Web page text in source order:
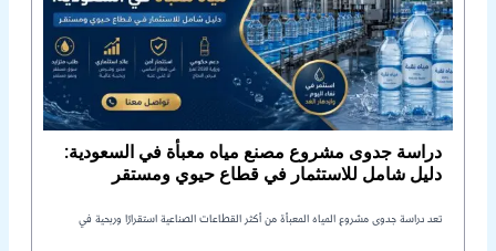
دراسة جدوى مشروع مصنع مياه معبأة في السعودية:
دليل شامل للاستثمار في قطاع حيوي ومستقر
تعد دراسة جدوى مشروع المياه المعبأة من أكثر القطاعات الصناعية استقرارًا وربحية في